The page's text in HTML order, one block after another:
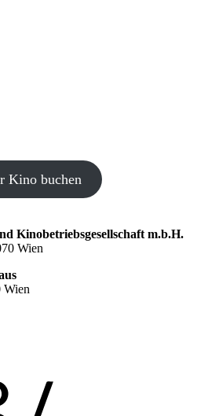
Kino buchen
Kinobetriebsgesellschaft m.b.H.
Wien
Wien